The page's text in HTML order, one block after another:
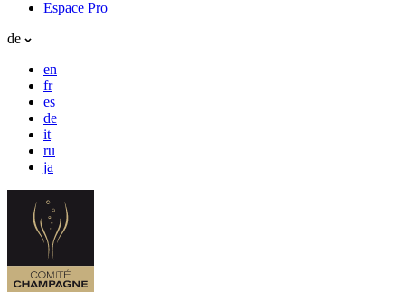
Espace Pro
de
en
fr
es
de
it
ru
ja